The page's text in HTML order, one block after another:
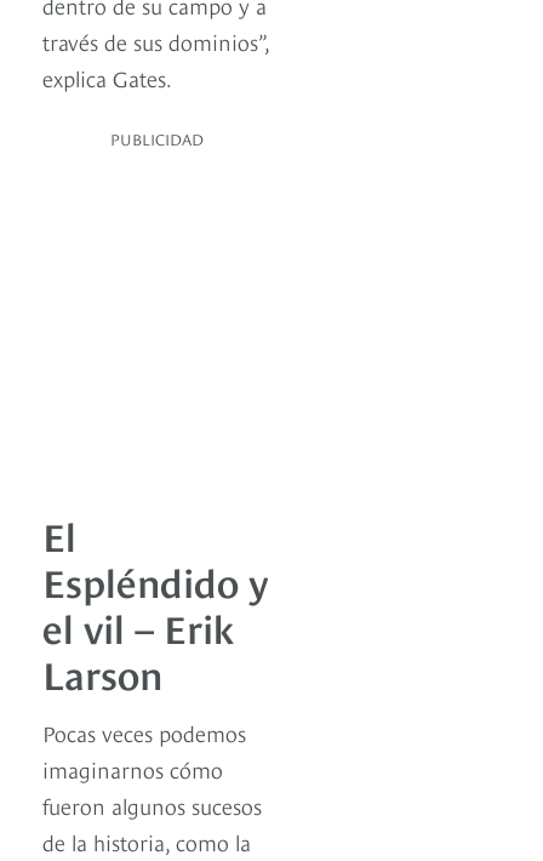
través de sus dominios”,
explica Gates.
PUBLICIDAD
El
Espléndido y
el vil – Erik
Larson
Pocas veces podemos
imaginarnos cómo
fueron algunos sucesos
de la historia, como la